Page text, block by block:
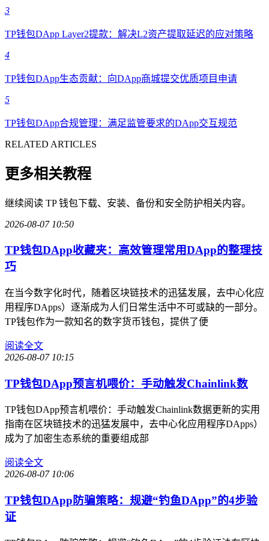
3
TP钱包DApp Layer2提款：解决L2资产提取延迟的应对策略
4
TP钱包DApp生态贡献：向DApp商城提交优质项目申请
5
TP钱包DApp合规管理：满足监管要求的DApp交互规范
RELATED ARTICLES
更多相关教程
继续阅读 TP 钱包下载、安装、备份和安全防护相关内容。
2026-08-07 10:50
TP钱包DApp收藏夹：高效管理常用DApp的整理技
巧
在当今数字化时代，随着区块链技术的迅猛发展，去中心化应
用程序DApps）逐渐成为人们日常生活中不可或缺的一部分。
TP钱包作为一款知名的数字货币钱包，提供了便
阅读全文
2026-08-07 10:15
TP钱包DApp预言机喂价：手动触发Chainlink数
TP钱包DApp预言机喂价：手动触发Chainlink数据更新的实用
指南在区块链技术的迅猛发展中，去中心化应用程序DApps）
成为了加密生态系统的重要组成部
阅读全文
2026-08-07 10:06
TP钱包DApp防骗策略：规避“钓鱼DApp”的4步验
证